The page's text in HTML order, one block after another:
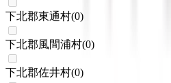
下北郡東通村(0)
下北郡風間浦村(0)
下北郡佐井村(0)